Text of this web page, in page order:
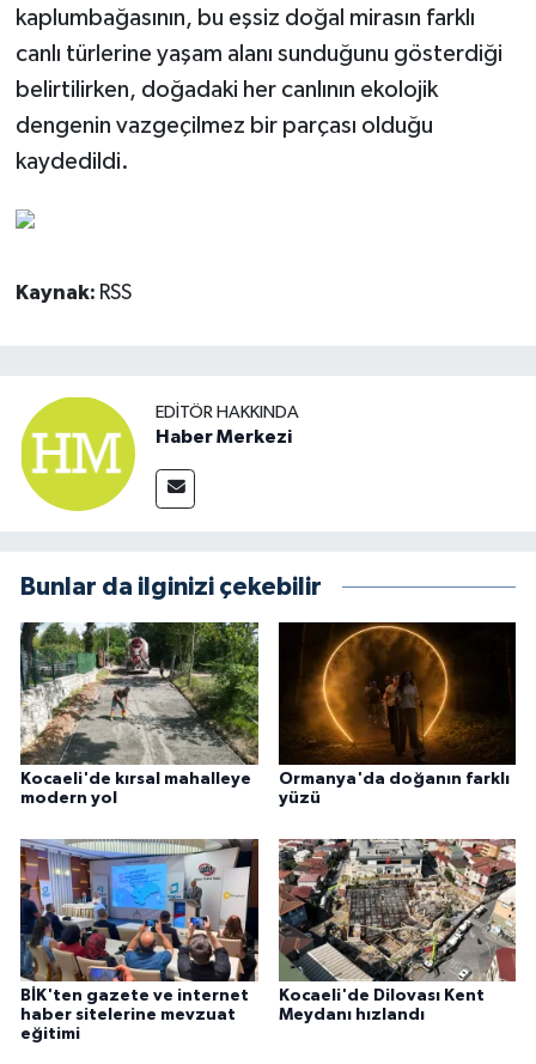
kaplumbağasının, bu eşsiz doğal mirasın farklı
canlı türlerine yaşam alanı sunduğunu gösterdiği
belirtilirken, doğadaki her canlının ekolojik
dengenin vazgeçilmez bir parçası olduğu
kaydedildi.
Kaynak: RSS
EDITÖR HAKKINDA
Haber Merkezi
Bunlar da ilginizi çekebilir
Kocaeli'de kırsal mahalleye
modern yol
Ormanya'da doğanın farklı
yüzü
BİK'ten gazete ve internet
haber sitelerine mevzuat
eğitimi
Kocaeli'de Dilovası Kent
Meydanı hızlandı